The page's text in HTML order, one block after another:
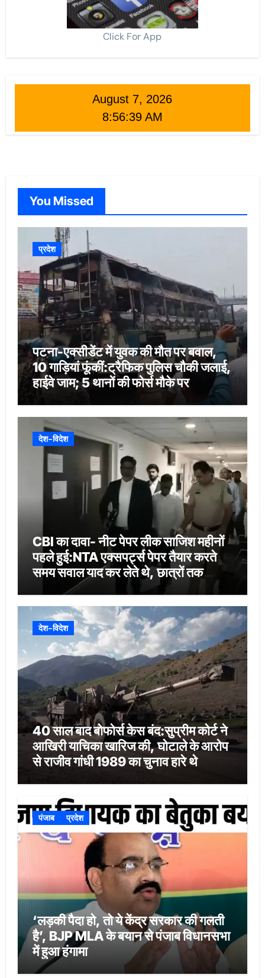
Click For App
August 7, 2026
8:56:40 AM
You Missed
प्रदेश
पटना-एक्सीडेंट में युवक की मौत पर बवाल,
10 गाड़ियां फूंकीं:ट्रैफिक पुलिस चौकी जलाई,
हाईवे जाम; 5 थानों की फोर्स मौके पर
देश-विदेश
CBI का दावा- नीट पेपर लीक साजिश महीनों
पहले हुई:NTA एक्सपर्ट्स पेपर तैयार करते
समय सवाल याद कर लेते थे, छात्रों तक
वॉट्सएप-टेलीग्राम से पहुंचा
देश-विदेश
40 साल बाद बोफोर्स केस बंद:सुप्रीम कोर्ट ने
आखिरी याचिका खारिज की, घोटाले के आरोप
से राजीव गांधी 1989 का चुनाव हारे थे
पंजाब प्रदेश
‘लड़की पैदा हो, तो ये केंद्र सरकार की गलती
है’, BJP MLA के बयान से पंजाब विधानसभा
में हुआ हंगामा